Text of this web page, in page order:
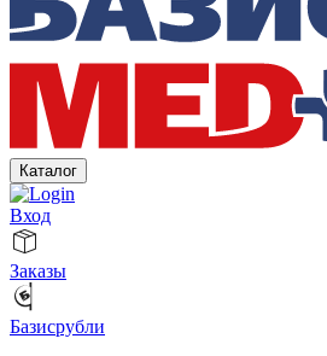
Каталог
Вход
Заказы
Базисрубли